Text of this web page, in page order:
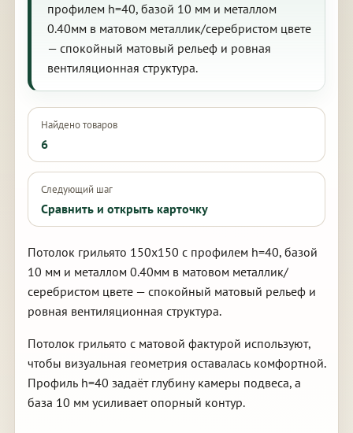
профилем h=40, базой 10 мм и металлом
0.40мм в матовом металлик/серебристом цвете
— спокойный матовый рельеф и ровная
вентиляционная структура.
Найдено товаров
6
Следующий шаг
Сравнить и открыть карточку
Потолок грильято 150х150 с профилем h=40, базой
10 мм и металлом 0.40мм в матовом металлик/
серебристом цвете — спокойный матовый рельеф и
ровная вентиляционная структура.
Потолок грильято с матовой фактурой используют,
чтобы визуальная геометрия оставалась комфортной.
Профиль h=40 задаёт глубину камеры подвеса, а
база 10 мм усиливает опорный контур.